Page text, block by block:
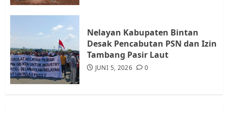
Nelayan Kabupaten Bintan
Desak Pencabutan PSN dan Izin
Tambang Pasir Laut
JUNI 5, 2026 0
5
JULI 15, 2026 0